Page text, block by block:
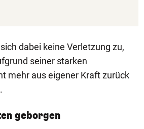
dabei keine Verletzung zu,
seiner starken
mehr aus eigener Kraft zurück
geborgen